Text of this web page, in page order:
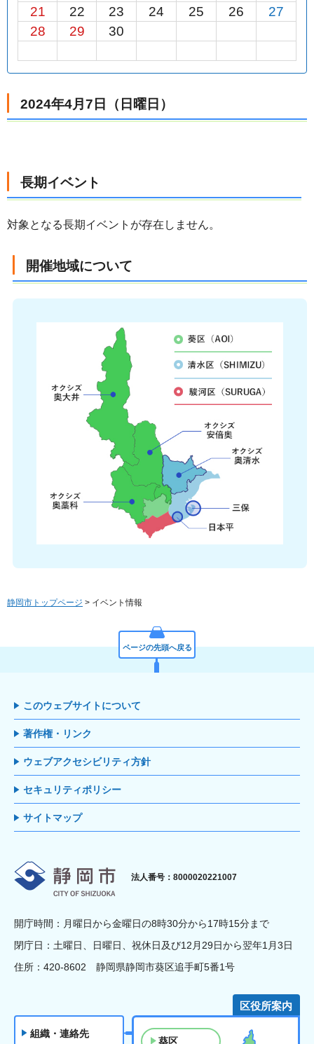
21
22 23 24 25 26
27
28
29 30
2024年4月7日（日曜日）
長期イベント
対象となる長期イベントが存在しません。
開催地域について
静岡市トップページ > イベント情報
ページの先頭へ戻る
このウェブサイトについて
著作権・リンク
ウェブアクセシビリティ方針
セキュリティポリシー
サイトマップ
静岡市
法人番号：8000020221007
開庁時間：月曜日から金曜日の8時30分から17時15分まで
閉庁日：土曜日、日曜日、祝休日及び12月29日から翌年1月3日
住所：420-8602 静岡県静岡市葵区追手町5番1号
組織・連絡先
区役所案内
葵区